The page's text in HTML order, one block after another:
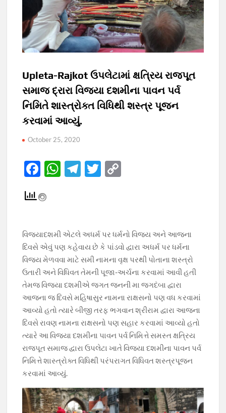
Upleta-Rajkot ઉપલેટામાં ક્ષત્રિય રાજપૂત
સમાજ દ્રારા વિજયા દશમીના પાવન પર્વ
નિમિતે શાસ્ત્રોક્ત વિધિથી શસ્ત્ર પૂજન
કરવામાં આવ્યું.
October 25, 2020
F
e
o
o
k
W
A
p
p
T
a
m
T
Li
n
k
વિજયાદશમી એટલે અધર્મ પર ધર્મનો વિજય અને આજના
દિવસે એવું પણ કહેવાય છે કે પાંડવો દ્વારા અધર્મ પર ધર્મના
વિજય મેળવવા માટે સમી નામના વૃક્ષ પરથી પોતાના શસ્ત્રો
ઉતારી અને વિધિવત તેમની પૂજા-અર્ચના કરવામાં આવી હતી
તેમજ વિજયા દશમીએ જગત જનની મા જગદંબા દ્વારા
આજના જ દિવસે મહિષાસુર નામના રાક્ષસનો પણ વધ કરવામાં
આવ્યો હતો ત્યારે બીજી તરફ ભગવાન શ્રીરામ દ્વારા આજના
દિવસે રાવણ નામના રાક્ષસનો પણ સહાર કરવામાં આવ્યો હતો
ત્યારે આ વિજયા દશમીના પાવન પર્વ નિમિત્તે સમસ્ત ક્ષત્રિય
રાજપૂત સમાજ દ્વારા ઉપલેટા ખાતે વિજયા દશમીના પાવન પર્વ
નિમિત્તે શાસ્ત્રોક્ત વિધિથી પરંપરાગત વિધિવત શસ્ત્રપૂજન
કરવામાં આવ્યું.